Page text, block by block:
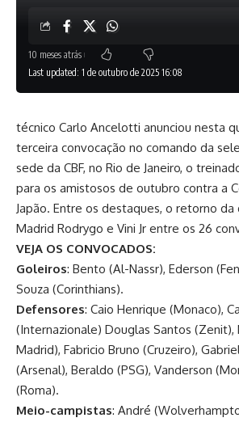
Last updated: 1 de outubro de 2025 16:08
10 meses atrás
técnico Carlo Ancelotti anunciou nesta
terceira convocação no comando da
sede da CBF, no Rio de Janeiro, o
para os amistosos de outubro contra a
Japão. Entre os destaques, o retorno da
Madrid Rodrygo e Vini Jr entre os 26
VEJA OS CONVOCADOS:
Goleiros: Bento (Al-Nassr), Ederson
Souza (Corinthians).
Defensores: Caio Henrique (Monaco),
(Internazionale) Douglas Santos (Zenit),
Madrid), Fabricio Bruno (Cruzeiro),
(Arsenal), Beraldo (PSG), Vanderson
(Roma).
Meio-campistas: André